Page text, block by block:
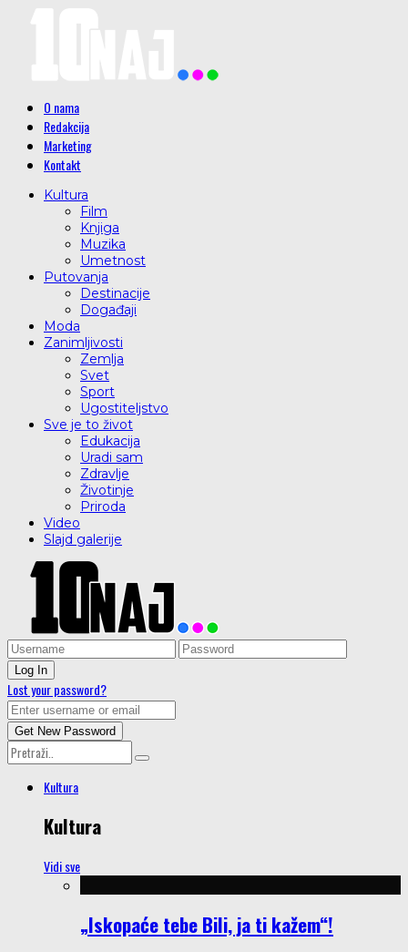
O nama
Redakcija
Marketing
Kontakt
Kultura
Film
Knjiga
Muzika
Umetnost
Putovanja
Destinacije
Događaji
Moda
Zanimljivosti
Zemlja
Svet
Sport
Ugostiteljstvo
Sve je to život
Edukacija
Uradi sam
Zdravlje
Životinje
Priroda
Video
Slajd galerije
Lost your password?
Kultura
Kultura
Vidi sve
„Iskopaće tebe Bili, ja ti kažem“!